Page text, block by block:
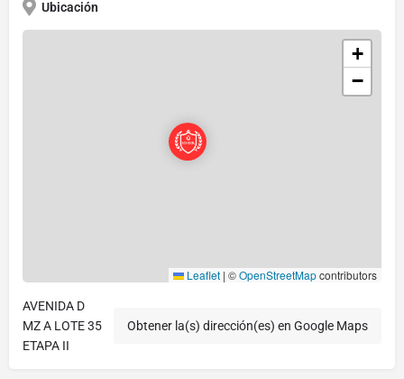
Ubicación
+
−
Leaflet | ©OpenStreetMapcontributors
AVENIDA D
MZ A LOTE 35
ETAPA II
Obtener la(s) dirección(es) en Google Maps